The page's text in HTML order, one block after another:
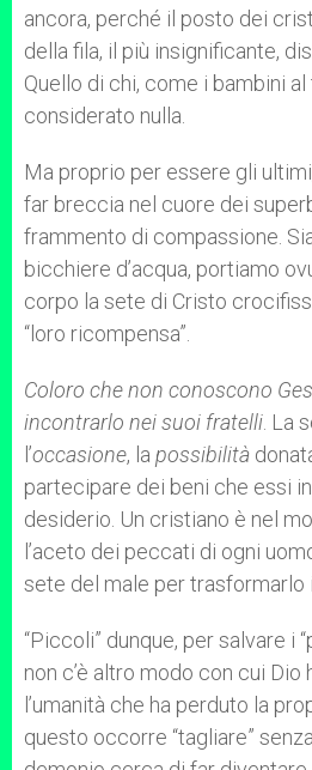
ancora, perché il posto dei
della fila, il più insignificante,
Quello di chi, come i bambini
considerato nulla.
Ma proprio per essere gli
far breccia nel cuore dei
frammento di compassione.
bicchiere d’acqua, portiamo
corpo la sete di Cristo
“loro ricompensa”.
Coloro che non conoscono
incontrarlo nei suoi fratelli . La
l’occasione, la possibilità
partecipare dei beni che essi
desiderio. Un cristiano è nel
l’aceto dei peccati di ogni
sete del male per trasformarlo
“Piccoli” dunque, per salvare i
non c’è altro modo con cui
l’umanità che ha perduto la
questo occorre “tagliare”